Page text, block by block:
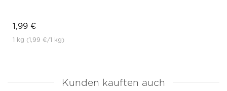
1,99 €
1 kg (1,99 €/1 kg)
Kunden kauften auch